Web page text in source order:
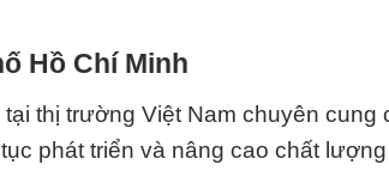
Hồ Chí Minh
thị trường Việt Nam chuyên cung
phát triển và nâng cao chất